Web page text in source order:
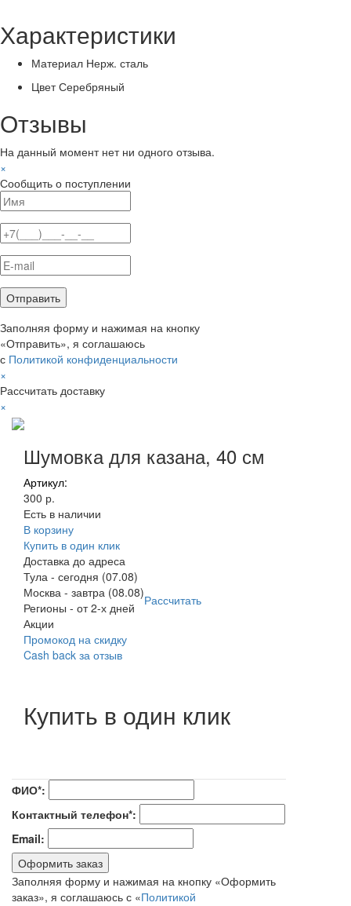
Характеристики
Материал Нерж. сталь
Цвет Серебряный
Отзывы
На данный момент нет ни одного отзыва.
×
Сообщить о поступлении
Заполняя форму и нажимая на кнопку
«Отправить», я соглашаюсь
с Политикой конфиденциальности
×
Рассчитать доставку
×
Шумовка для казана, 40 см
Артикул:
300 р.
Есть в наличии
В корзину
Купить в один клик
Доставка до адреса
Тула - сегодня (07.08)
Москва - завтра (08.08)Рассчитать
Регионы - от 2-х дней
Акции
Промокод на скидку
Cash back за отзыв
Купить в один клик
ФИО*:
Контактный телефон*:
Email:
Оформить заказ
Заполняя форму и нажимая на кнопку «Оформить
заказ», я соглашаюсь с «Политикой